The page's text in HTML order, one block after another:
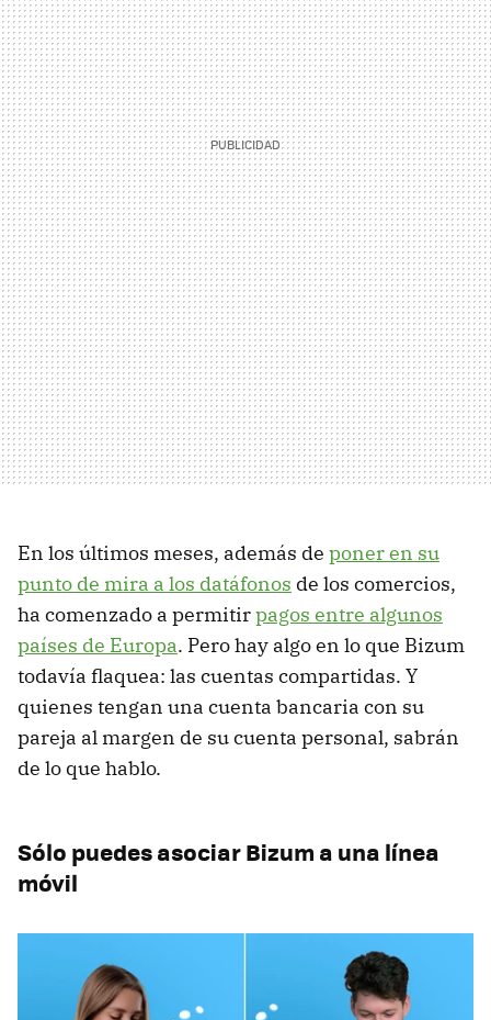
En los últimos meses, además de poner en su
punto de mira a los datáfonos de los comercios,
ha comenzado a permitirpagos entre algunos
países de Europa. Pero hay algo en lo que Bizum
todavía flaquea: las cuentas compartidas. Y
quienes tengan una cuenta bancaria con su
pareja al margen de su cuenta personal, sabrán
de lo que hablo.
Sólo puedes asociar Bizum a una línea
móvil